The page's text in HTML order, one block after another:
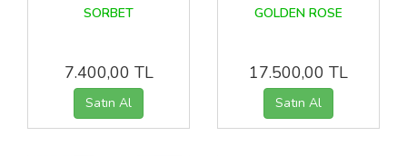
SORBET
7.400,00 TL
GOLDEN ROSE
17.500,00 TL